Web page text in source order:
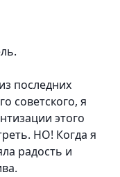
последних
советского, я
этого
НО! Когда я
радость и